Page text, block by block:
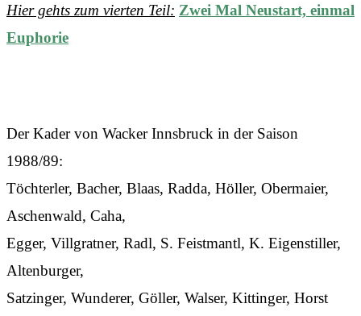
Hier gehts zum vierten Teil: Zwei Mal Neustart, einmal
Euphorie
Der Kader von Wacker Innsbruck in der Saison
1988/89:
Töchterler, Bacher, Blaas, Radda, Höller, Obermaier,
Aschenwald, Caha,
Egger, Villgratner, Radl, S. Feistmantl, K. Eigenstiller,
Altenburger,
Satzinger, Wunderer, Göller, Walser, Kittinger, Horst